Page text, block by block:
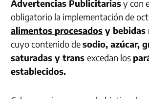
Advertencias Publicitariasy con
obligatorio la implementación de
alimentos procesados y bebidas
cuyo contenido desodio, azúcar,
saturadas y transexcedan los
establecidos.